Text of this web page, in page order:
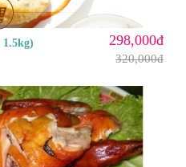
298,000đ
320,000đ